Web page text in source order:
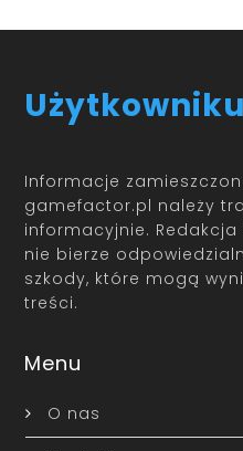
Informacje
gamefactor.pl należy
informacyjnie.
nie bierze
szkody, które mogą
treści.
Menu
O nas